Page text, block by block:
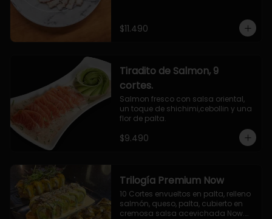
$11.490
Tiradito de Salmon, 9
cortes.
Salmon fresco con salsa oriental,
un toque de shichimi,cebollin y una
flor de palta.
$9.490
Trilogía Premium Now
10 Cortes envueltos en palta, relleno
salmón, queso, palta, cubierto en
cremosa salsa acevichada Now.